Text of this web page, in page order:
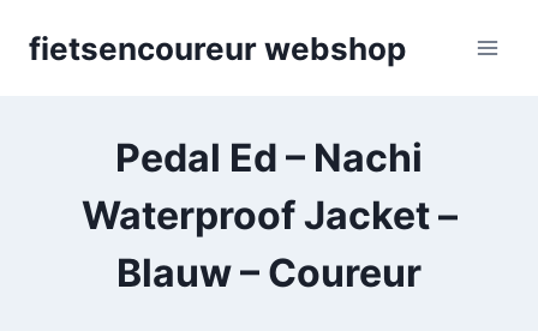
fietsencoureur webshop
Pedal Ed – Nachi
Waterproof Jacket –
Blauw – Coureur